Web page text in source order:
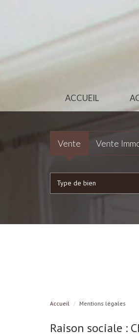
ACCUEIL
Vente Vente
Type de bien
Accueil Mentions légales
Raison sociale :